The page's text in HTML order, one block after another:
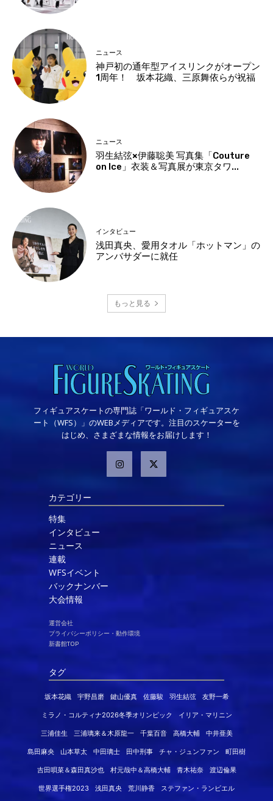
ニュース
神戸初の通年型アイスリンクがオープン
1周年！ 坂本花織、三原舞依らが祝福
ニュース
羽生結弦×伊藤聡美 写真集「Couture
on Ice」衣装＆写真展が東京タワ...
インタビュー
浅田真央、愛用タオル「ホットマン」の
アンバサダーに就任
もっと見る
フィギュアスケートの専門誌「ワールド・フィギュアスケ
ート（WFS）」のWEBメディアです。注目のスケーターを
はじめ、さまざまな情報をお届けします！
カテゴリー
特集
インタビュー
ニュース
連載
WFSイベント
バックナンバー
大会情報
運営会社
プライバシーポリシー・動作環境
新書館TOP
タグ
坂本花織 宇野昌磨 鍵山優真 佐藤駿 羽生結弦 友野一希
ミラノ・コルティナ2026冬季オリンピック イリア・マリニン
三浦佳生 三浦璃来＆木原龍一 千葉百音 高橋大輔 中井亜美
島田麻央 山本草太 中田璃士 田中刑事 チャ・ジュンファン 町田樹
吉田唄菜＆森田真沙也 村元哉中＆高橋大輔 青木祐奈 渡辺倫果
世界選手権2023 浅田真央 荒川静香 ステファン・ランビエル